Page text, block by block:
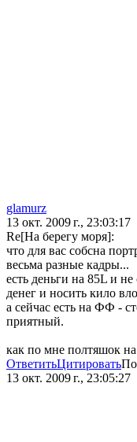
glamurz
13 окт. 2009 г., 23:03:17
Re[На берегу моря]:
что для вас собсна
весьма разные кадры...
есть деньги на 85L и
денег и носить кило
а сейчас есть на ФФ -
приятный.
как по мне полтяшок
ОтветитьЦитировать
13 окт. 2009 г., 23:05:27